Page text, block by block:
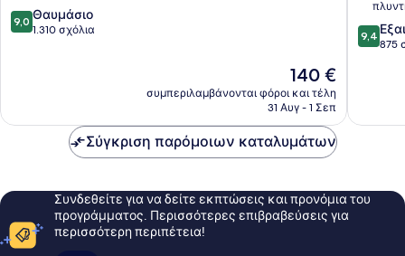
9.0
στα
9,0 Θαυμάσιο
1.310 σχόλια
Η
τιμή
είναι
140 €
συμπεριλαμβάνονται φόροι και τέλη
31 Αυγ - 1 Σεπ
9.4
στα
9,4
875
Σύγκριση παρόμοιων καταλυμάτων
Συνδεθείτε για να δείτε εκπτώσεις και προνόμια του
προγράμματος. Περισσότερες επιβραβεύσεις για
περισσότερη περιπέτεια!